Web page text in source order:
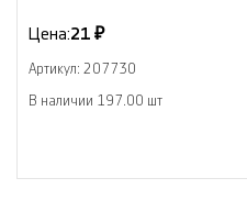
Цена:21 ₽
Артикул: 207730
В наличии 197.00 шт